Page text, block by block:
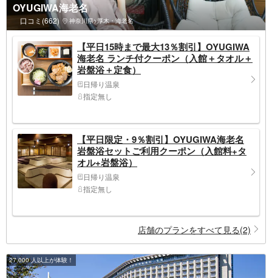
OYUGIWA海老名
口コミ(662) 神奈川県>厚木・海老名
【平日15時まで最大13％割引】OYUGIWA
海老名 ランチ付クーポン（入館＋タオル＋
岩盤浴＋定食）
日帰り温泉
指定無し
【平日限定・9％割引】OYUGIWA海老名
岩盤浴セットご利用クーポン（入館料+タ
オル+岩盤浴）
日帰り温泉
指定無し
店舗のプランをすべて見る(2)
27,000 人以上が体験！